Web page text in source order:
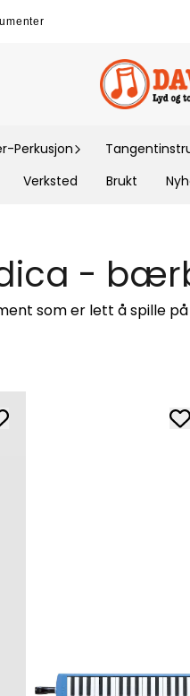
Perkusjon
Verksted
Brukt
-
som er lett å spille